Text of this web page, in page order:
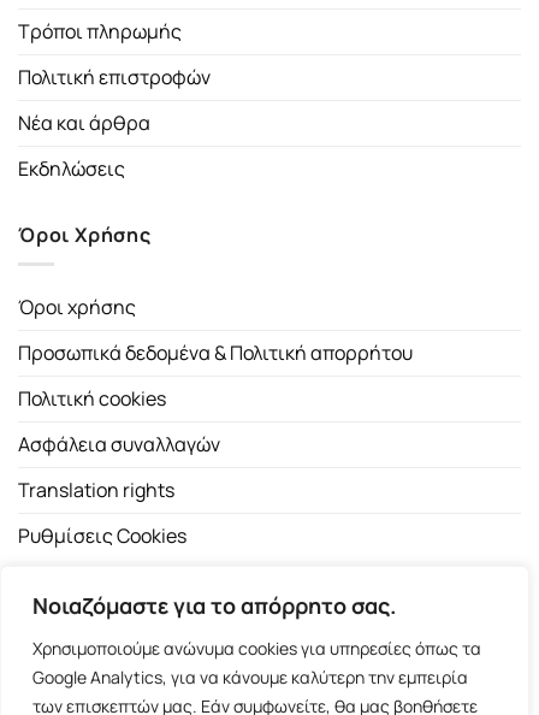
Νοιαζόμαστε για το απόρρητο σας.
Χρησιμοποιούμε ανώνυμα cookies για υπηρεσίες όπως τα
Google Analytics, για να κάνουμε καλύτερη την εμπειρία
των επισκεπτών μας. Εάν συμφωνείτε, θα μας βοηθήσετε
Τρόποι πληρωμής
Πολιτική επιστροφών
Νέα και άρθρα
Εκδηλώσεις
Όροι Χρήσης
Όροι χρήσης
Προσωπικά δεδομένα & Πολιτική απορρήτου
Πολιτική cookies
Ασφάλεια συναλλαγών
Translation rights
Ρυθμίσεις Cookies